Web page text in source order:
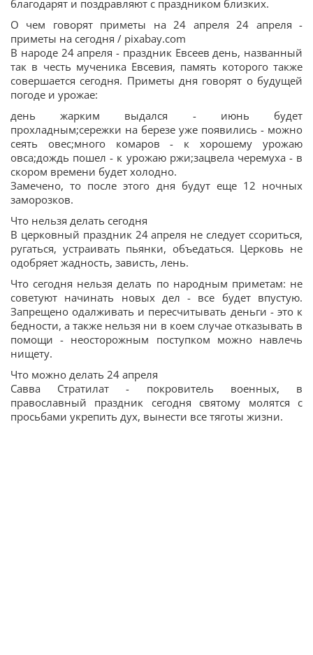
благодарят и поздравляют с праздником близких.
О чем говорят приметы на 24 апреля 24 апреля -
приметы на сегодня / pixabay.com
В народе 24 апреля - праздник Евсеев день, названный
так в честь мученика Евсевия, память которого также
совершается сегодня. Приметы дня говорят о будущей
погоде и урожае:
день жарким выдался - июнь будет
прохладным;сережки на березе уже появились - можно
сеять овес;много комаров - к хорошему урожаю
овса;дождь пошел - к урожаю ржи;зацвела черемуха - в
скором времени будет холодно.
Замечено, то после этого дня будут еще 12 ночных
заморозков.
Что нельзя делать сегодня
В церковный праздник 24 апреля не следует ссориться,
ругаться, устраивать пьянки, объедаться. Церковь не
одобряет жадность, зависть, лень.
Что сегодня нельзя делать по народным приметам: не
советуют начинать новых дел - все будет впустую.
Запрещено одалживать и пересчитывать деньги - это к
бедности, а также нельзя ни в коем случае отказывать в
помощи - неосторожным поступком можно навлечь
нищету.
Что можно делать 24 апреля
Савва Стратилат - покровитель военных, в
православный праздник сегодня святому молятся с
просьбами укрепить дух, вынести все тяготы жизни.